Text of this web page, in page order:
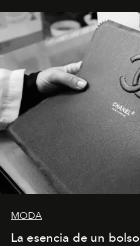
MODA
La esencia de un bolso